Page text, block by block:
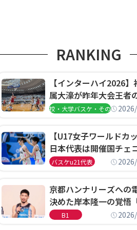
RANKING
【インターハイ2026
属大濠が昨年大会王者
を撃破、大阪薫英女学
高校・大学バスケ・その他
【U17女子ワールドカ
日本代表は開催国チェ
て予選グループ3連勝
決定
バスケu21代表
京都ハンナリーズへの
決めた岸本隆一の覚悟
ゴというちっぽけなこ
B1